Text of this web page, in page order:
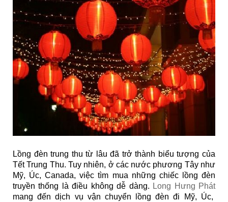
Lồng đèn trung thu từ lâu đã trở thành biểu tượng của
Tết Trung Thu. Tuy nhiên, ở các nước phương Tây như
Mỹ, Úc, Canada, việc tìm mua những chiếc lồng đèn
truyền thống là điều không dễ dàng. Long Hưng Phát
mang đến dịch vụ vận chuyển lồng đèn đi Mỹ, Úc,